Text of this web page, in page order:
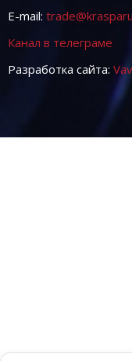
E-mail:
Канал в телеграме
Разработка сайта: